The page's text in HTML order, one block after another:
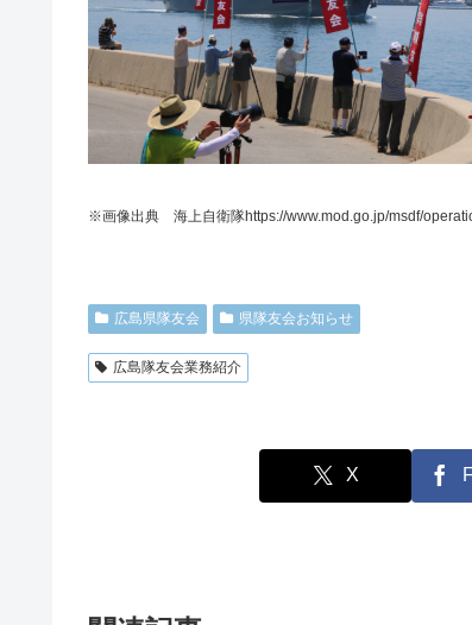
※画像出典 海上自衛隊https://www.mod.go.jp/msdf/
広島県隊友会 県隊友会お知らせ
広島隊友会業務紹介
X